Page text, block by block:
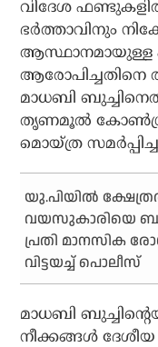
വിദേശ
ഭര്‍ത്താവിനും
ആസ്ഥാനമായുള്ള
ആരോപിച്ചതിനെ
മാധബി
തൃണമൂല്‍
മൊയ്ത്ര
യു.പിയില്‍
വയസുകാരിയെ
പ്രതി മാനസിക
വിട്ടയച്ച് പൊലീസ്
മാധബി
നീക്കങ്ങള്‍